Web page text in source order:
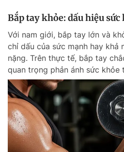
Bắp tay khỏe: dấu hiệu
Với nam giới, bắp tay lớn và
chỉ dấu của sức mạnh hay khả
nặng. Trên thực tế, bắp tay
quan trọng phản ánh sức khỏe